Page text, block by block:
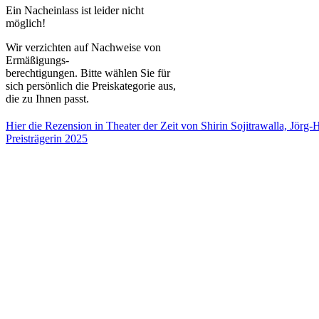
Ein Nacheinlass ist leider nicht
möglich!
Wir verzichten auf Nachweise von
Ermäßigungs-
berechtigungen. Bitte wählen Sie für
sich persönlich die Preiskategorie aus,
die zu Ihnen passt.
Hier die Rezension in Theater der Zeit von Shirin Sojitrawalla, Jörg-
Preisträgerin 2025